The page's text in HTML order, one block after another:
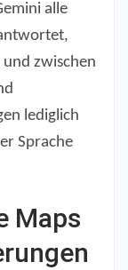
alle
zwischen
lediglich
Sprache
Maps